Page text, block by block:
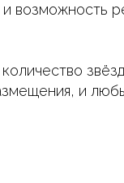
возможность
и